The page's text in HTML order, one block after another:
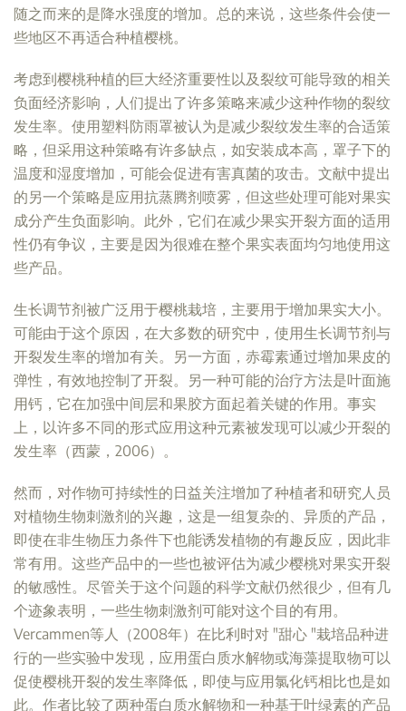
随之而来的是降水强度的增加。总的来说，这些条件会使一
些地区不再适合种植樱桃。
考虑到樱桃种植的巨大经济重要性以及裂纹可能导致的相关
负面经济影响，人们提出了许多策略来减少这种作物的裂纹
发生率。使用塑料防雨罩被认为是减少裂纹发生率的合适策
略，但采用这种策略有许多缺点，如安装成本高，罩子下的
温度和湿度增加，可能会促进有害真菌的攻击。文献中提出
的另一个策略是应用抗蒸腾剂喷雾，但这些处理可能对果实
成分产生负面影响。此外，它们在减少果实开裂方面的适用
性仍有争议，主要是因为很难在整个果实表面均匀地使用这
些产品。
生长调节剂被广泛用于樱桃栽培，主要用于增加果实大小。
可能由于这个原因，在大多数的研究中，使用生长调节剂与
开裂发生率的增加有关。另一方面，赤霉素通过增加果皮的
弹性，有效地控制了开裂。另一种可能的治疗方法是叶面施
用钙，它在加强中间层和果胶方面起着关键的作用。事实
上，以许多不同的形式应用这种元素被发现可以减少开裂的
发生率（西蒙，2006）。
然而，对作物可持续性的日益关注增加了种植者和研究人员
对植物生物刺激剂的兴趣，这是一组复杂的、异质的产品，
即使在非生物压力条件下也能诱发植物的有趣反应，因此非
常有用。这些产品中的一些也被评估为减少樱桃对果实开裂
的敏感性。尽管关于这个问题的科学文献仍然很少，但有几
个迹象表明，一些生物刺激剂可能对这个目的有用。
Vercammen等人（2008年）在比利时对 "甜心 "栽培品种进
行的一些实验中发现，应用蛋白质水解物或海藻提取物可以
促使樱桃开裂的发生率降低，即使与应用氯化钙相比也是如
此。作者比较了两种蛋白质水解物和一种基于叶绿素的产品